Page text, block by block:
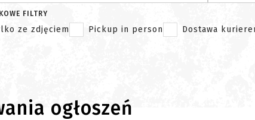
FILTRY
ze zdjęciem Pickup in person Dostawa
ogłoszeń